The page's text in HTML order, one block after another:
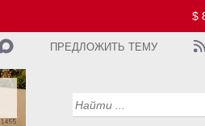
$
ПРЕДЛОЖИТЬ ТЕМУ